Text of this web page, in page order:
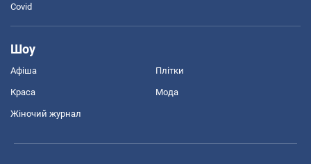
Covid
Шоу
Афіша Плітки
Краса Мода
Жіночий журнал